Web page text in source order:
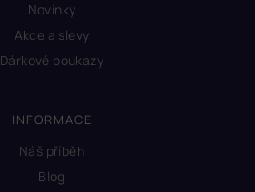
Novinky
Akce a slevy
Dárkové poukazy
INFORMACE
Náš příběh
Blog